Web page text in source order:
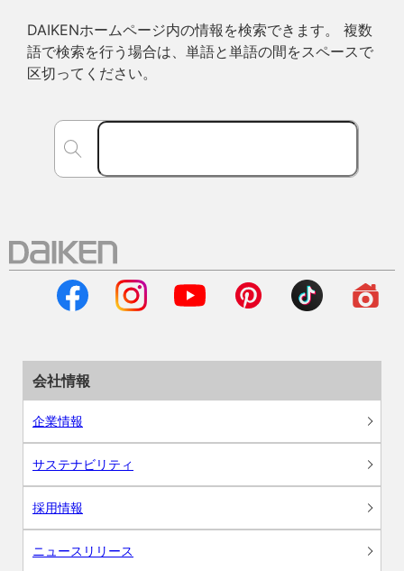
DAIKENホームページ内の情報を検索できます。 複数
語で検索を行う場合は、単語と単語の間をスペースで
区切ってください。
会社情報
企業情報
サステナビリティ
採用情報
ニュースリリース